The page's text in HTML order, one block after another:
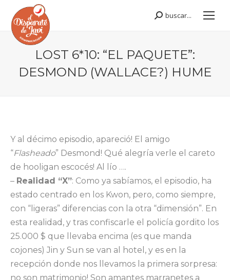
Buscar:
buscar...
LOST 6*10: “EL PAQUETE”:
DESMOND (WALLACE?) HUME
Y al décimo episodio, apareció! El amigo
“Flasheado” Desmond! Qué alegría verle el careto
de hooligan escocés! Al lío ….
– Realidad “X”: Como ya sabíamos, el episodio, ha
estado centrado en los Kwon, pero, como siempre,
con “ligeras” diferencias con la otra “dimensión”. En
esta realidad, y tras confiscarle el policía gordito los
25.000 $ que llevaba encima (es que manda
cojones) Jin y Sun se van al hotel, y es en la
recepción donde nos llevamos la primera sorpresa:
no son matrimonio! Son amantes marranetes a